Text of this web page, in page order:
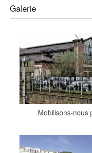
Galerie
Mobilisons-nous